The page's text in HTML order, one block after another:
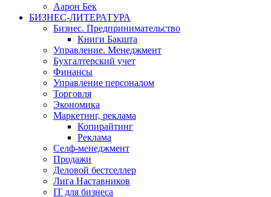
Аарон Бек
БИЗНЕС-ЛИТЕРАТУРА
Бизнес. Предпринимательство
Книги Бакшта
Управление. Менеджмент
Бухгалтерский учет
Финансы
Управление персоналом
Торговля
Экономика
Маркетинг, реклама
Копирайтинг
Реклама
Селф-менеджмент
Продажи
Деловой бестселлер
Лига Наставников
IT для бизнеса